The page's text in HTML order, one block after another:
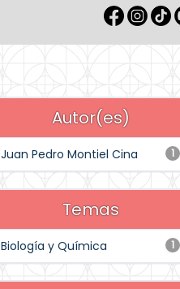
Autor(es)
1
Juan Pedro Montiel Cina
Temas
1
Biología y Química